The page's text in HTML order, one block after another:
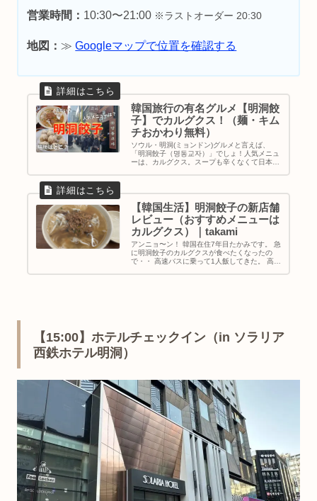
営業時間： 10:30〜21:00 ※ラストオーダー 20:30
地図：≫Googleマップで位置を確認する
韓国旅行の有名グルメ【明洞餃
子】でカルグクス！（麺・キム
チおかわり無料）
ソウル・明洞(ミョンドン)グルメと言えば、
「明洞餃子（명동교자）」でしょ！人気メニュ
ーは、カルグクス。スープも辛くなくて日本人
【韓国生活】明洞餃子の新店舗
レビュー（おすすめメニューは
カルグクス）｜takami
アンニョ〜ン！ 韓国在住7年目たかみです。 急
に明洞餃子のカルグクスが食べたくなったの
で・・ 高速バスに乗って1人飯してきた。 高速
【15:00】ホテルチェックイン（in ソラリア
西鉄ホテル明洞）